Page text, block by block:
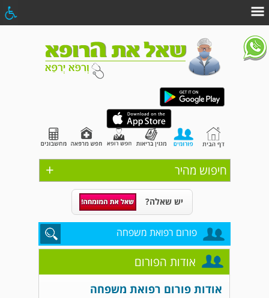
+ חיפוש מהיר
יש שאלה?
פורום רפואת משפחה
אודות הפורום
אודות פורום רפואת משפחה